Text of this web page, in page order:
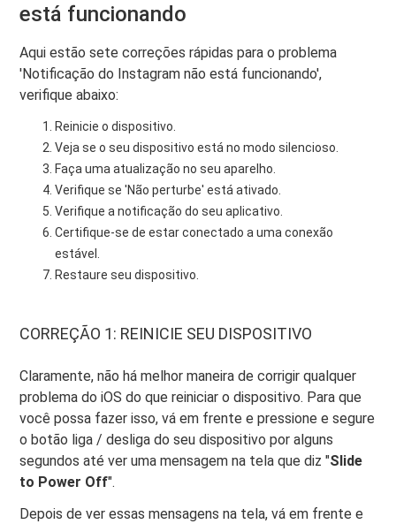
está funcionando
Aqui estão sete correções rápidas para o problema
'Notificação do Instagram não está funcionando',
verifique abaixo:
Reinicie o dispositivo.
Veja se o seu dispositivo está no modo silencioso.
Faça uma atualização no seu aparelho.
Verifique se 'Não perturbe' está ativado.
Verifique a notificação do seu aplicativo.
Certifique-se de estar conectado a uma conexão
estável.
Restaure seu dispositivo.
CORREÇÃO 1: REINICIE SEU DISPOSITIVO
Claramente, não há melhor maneira de corrigir qualquer
problema do iOS do que reiniciar o dispositivo. Para que
você possa fazer isso, vá em frente e pressione e segure
o botão liga / desliga do seu dispositivo por alguns
segundos até ver uma mensagem na tela que diz "Slide
to Power Off".
Depois de ver essas mensagens na tela, vá em frente e